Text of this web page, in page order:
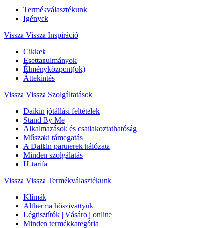
Termékválasztékunk
Igények
Vissza Vissza Inspiráció
Cikkek
Esettanulmányok
Élményközpont(ok)
Áttekintés
Vissza Vissza Szolgáltatások
Daikin jótállási feltételek
Stand By Me
Alkalmazások és csatlakoztathatóság
Műszaki támogatás
A Daikin partnerek hálózata
Minden szolgálatás
H-tarifa
Vissza Vissza Termékválasztékunk
Klímák
Altherma hőszivattyúk
Légtisztítók | Vásárolj online
Minden termékkategória